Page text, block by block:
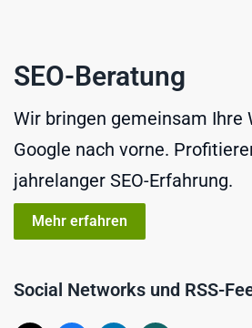
SEO-Beratung
Wir bringen gemeinsam Ihre
Google nach vorne.
jahrelanger SEO-Erfahrung.
Mehr erfahren
Social Networks und RSS-